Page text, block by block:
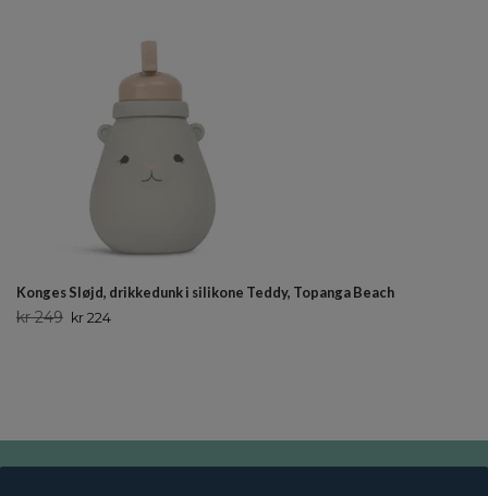
Konges Sløjd, drikkedunk i silikone Teddy, Topanga Beach
kr 249 kr 224